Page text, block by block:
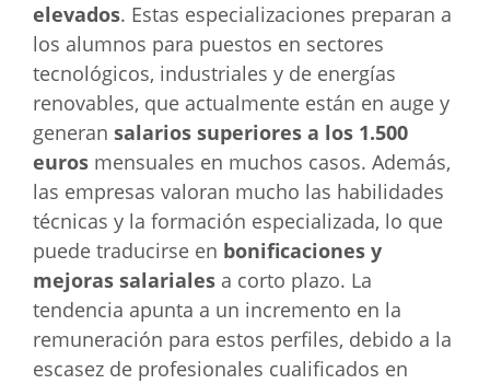
elevados. Estas especializaciones preparan a
los alumnos para puestos en sectores
tecnológicos, industriales y de energías
renovables, que actualmente están en auge y
generan salarios superiores a los 1.500
euros mensuales en muchos casos. Además,
las empresas valoran mucho las habilidades
técnicas y la formación especializada, lo que
puede traducirse en bonificaciones y
mejoras salariales a corto plazo. La
tendencia apunta a un incremento en la
remuneración para estos perfiles, debido a la
escasez de profesionales cualificados en